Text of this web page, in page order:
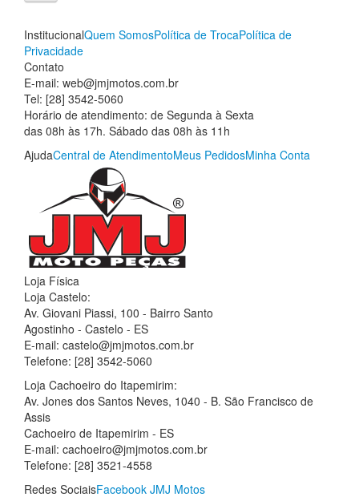
InstitucionalQuem SomosPolítica de TrocaPolítica de
Privacidade
Contato
E-mail: web@jmjmotos.com.br
Tel: [28] 3542-5060
Horário de atendimento: de Segunda à Sexta
das 08h às 17h. Sábado das 08h às 11h
AjudaCentral de AtendimentoMeus PedidosMinha Conta
Loja Física
Loja Castelo:
Av. Giovani Piassi, 100 - Bairro Santo
Agostinho - Castelo - ES
E-mail: castelo@jmjmotos.com.br
Telefone: [28] 3542-5060
Loja Cachoeiro do Itapemirim:
Av. Jones dos Santos Neves, 1040 - B. São Francisco de
Assis
Cachoeiro de Itapemirim - ES
E-mail: cachoeiro@jmjmotos.com.br
Telefone: [28] 3521-4558
Redes SociaisFacebook JMJ Motos